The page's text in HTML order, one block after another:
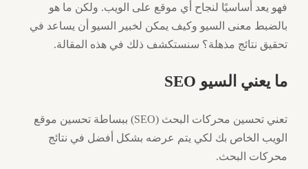
فهو يعد أساسيًا لنجاح أي موقع على الويب. ولكن ما هو
بالضبط معنى السيو وكيف يمكن لخبير السيو أن يساعد في
تحقيق نتائج مذهلة؟ سنستكشف ذلك في هذه المقالة.
ما يعني السيو SEO
تعني تحسين محركات البحث (SEO) ببساطة تحسين موقع
الويب الخاص بك لكي يتم عرضه بشكل أفضل في نتائج
محركات البحث.